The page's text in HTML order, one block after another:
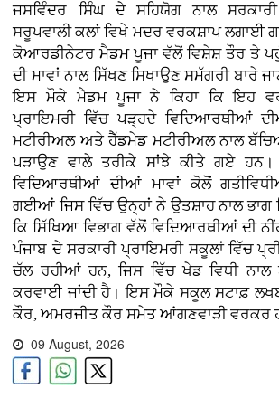
ਜਸਵਿੰਦਰ ਸਿੰਘ ਦੇ ਸਹਿਯੋਗ ਨਾਲ
ਸਰੂਪਵਾਲੀ ਕਲਾਂ ਵਿਖੇ ਮਦਰ ਵਰਕਸ਼ਾਪ ਲਗਾਈ
ਕੋਆਰਡੀਨੇਟਰ ਮੈਡਮ ਪੂਜਾ ਵੱਲੋਂ ਵਿਸ਼ੇਸ਼ ਤੌਰ ਤੇ
ਦੀ ਮਾਵਾਂ ਨਾਲ ਸਿੱਖਣ ਸਿਖਾਉਣ ਸਮੱਗਰੀ ਬਾਰੇ
ਇਸ ਮੌਕੇ ਮੈਡਮ ਪੂਜਾ ਨੇ ਕਿਹਾ ਕਿ ਇਹ
ਪ੍ਰਾਇਮਰੀ ਵਿੱਚ ਪੜ੍ਹਦੇ ਵਿਦਿਆਰਥੀਆਂ
ਮਟੀਰੀਅਲ ਅਤੇ ਹੈੱਡਮੇਡ ਮਟੀਰੀਅਲ ਨਾਲ
ਪੜਾਉਣ ਵਾਲੇ ਤਰੀਕੇ ਸਾਂਝੇ ਕੀਤੇ ਗਏ
ਵਿਦਿਆਰਥੀਆਂ ਦੀਆਂ ਮਾਵਾਂ ਕੋਲੋਂ
ਗਈਆਂ ਜਿਸ ਵਿੱਚ ਉਨ੍ਹਾਂ ਨੇ ਉਤਸ਼ਾਹ ਨਾਲ
ਕਿ ਸਿੱਖਿਆ ਵਿਭਾਗ ਵੱਲੋਂ ਵਿਦਿਆਰਥੀਆਂ ਦੀ
ਪੰਜਾਬ ਦੇ ਸਰਕਾਰੀ ਪ੍ਰਾਇਮਰੀ ਸਕੂਲਾਂ ਵਿੱਚ
ਚੱਲ ਰਹੀਆਂ ਹਨ, ਜਿਸ ਵਿੱਚ ਖੇਡ ਵਿਧੀ
ਕਰਵਾਈ ਜਾਂਦੀ ਹੈ। ਇਸ ਮੌਕੇ ਸਕੂਲ ਸਟਾਫ਼
ਕੌਰ, ਅਮਰਜੀਤ ਕੌਰ ਸਮੇਤ ਆਂਗਣਵਾੜੀ ਵਰਕਰ
09 August, 2026